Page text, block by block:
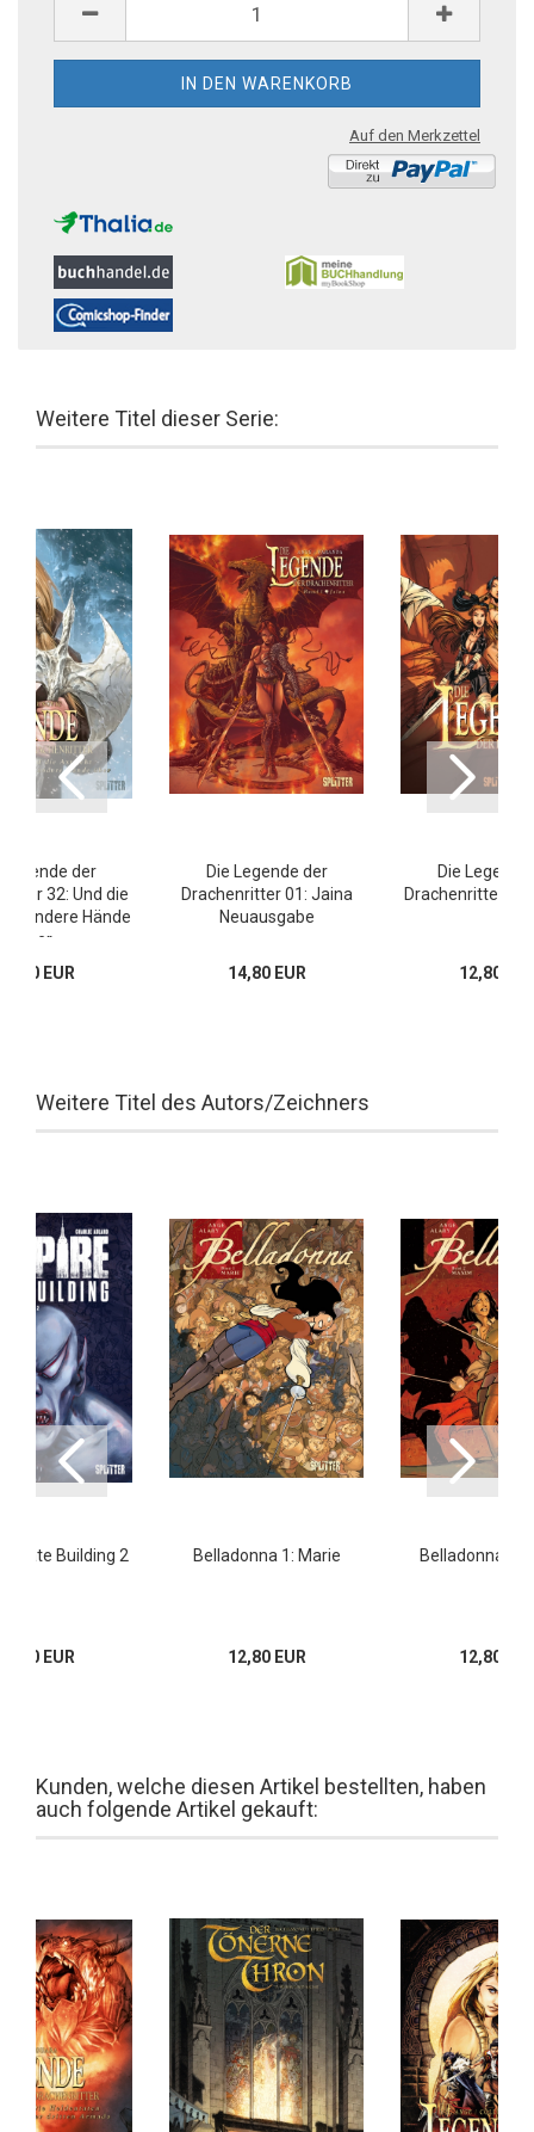
Auf den Merkzettel
Weitere Titel dieser Serie:
Legende der
32: Und die
in andere Hände
über
EUR
Die Legende der
Drachenritter 01: Jaina
Neuausgabe
14,80 EUR
Die Legende
Drachenritter
12,80
Weitere Titel des Autors/Zeichners
State Building 2
EUR
Belladonna 1: Marie
12,80 EUR
Belladonna 2:
12,80
Kunden, welche diesen Artikel bestellten, haben
auch folgende Artikel gekauft: